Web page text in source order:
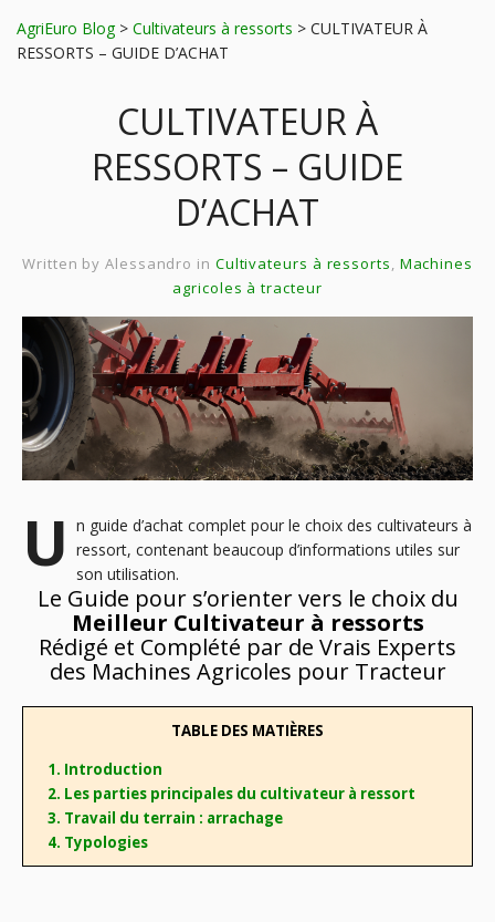
AgriEuro Blog> Cultivateurs à ressorts > CULTIVATEUR À
RESSORTS – GUIDE D’ACHAT
CULTIVATEUR À
RESSORTS – GUIDE
D’ACHAT
Written byAlessandro in Cultivateurs à ressorts, Machines
agricoles à tracteur
U n guide d’achat complet pour le choix des cultivateurs à
ressort, contenant beaucoup d’informations utiles sur
son utilisation.
Le Guide pour s’orienter vers le choix du
Meilleur Cultivateur à ressorts
Rédigé et Complété par de Vrais Experts
des Machines Agricoles pour Tracteur
TABLE DES MATIÈRES
1. Introduction
2. Les parties principales du cultivateur à ressort
3. Travail du terrain : arrachage
4. Typologies